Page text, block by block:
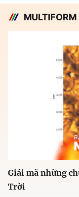
MULTIFORM
Giải mã những
Trời